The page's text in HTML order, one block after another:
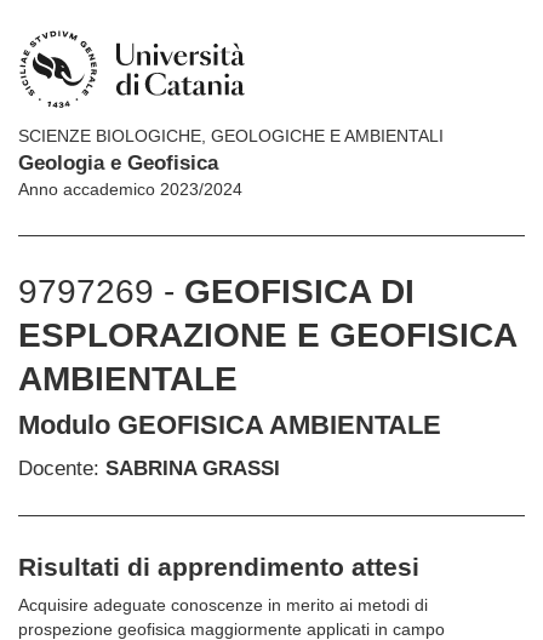
SCIENZE BIOLOGICHE, GEOLOGICHE E AMBIENTALI
Geologia e Geofisica
Anno accademico 2023/2024
9797269 - GEOFISICA DI
ESPLORAZIONE E GEOFISICA
AMBIENTALE
Modulo GEOFISICA AMBIENTALE
Docente: SABRINA GRASSI
Risultati di apprendimento attesi
Acquisire adeguate conoscenze in merito ai metodi di
prospezione geofisica maggiormente applicati in campo